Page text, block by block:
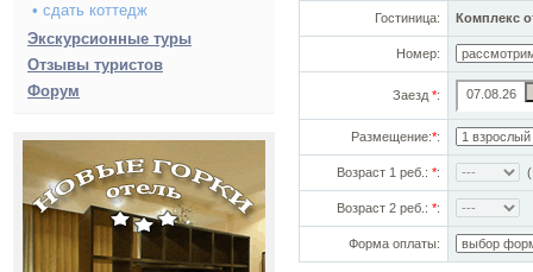
• сдать коттедж
Экскурсионные туры
Отзывы туристов
Форум
Гостиница: Комплекс
Номер:
Заезд *:
Размещение:*:
Возраст 1 реб.: *:
Возраст 2 реб.: *:
Форма оплаты: